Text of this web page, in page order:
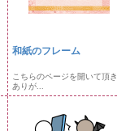
和紙のフレーム
こちらのページを開いて頂き
ありが...